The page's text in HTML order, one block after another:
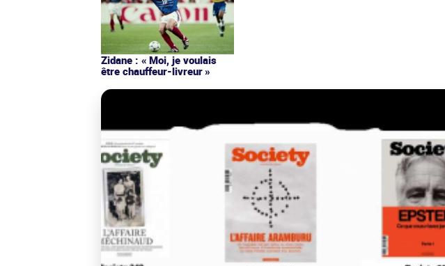
Zidane : « Moi, je voulais
être chauffeur-livreur »